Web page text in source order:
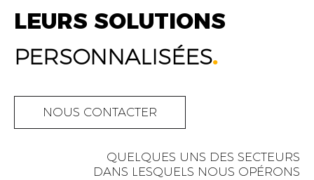
LEURS SOLUTIONS
PERSONNALISÉES.
NOUS CONTACTER
QUELQUES UNS DES SECTEURS
DANS LESQUELS NOUS OPÉRONS